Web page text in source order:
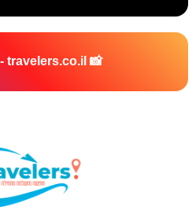
📸 Instagram - travelers.co.il